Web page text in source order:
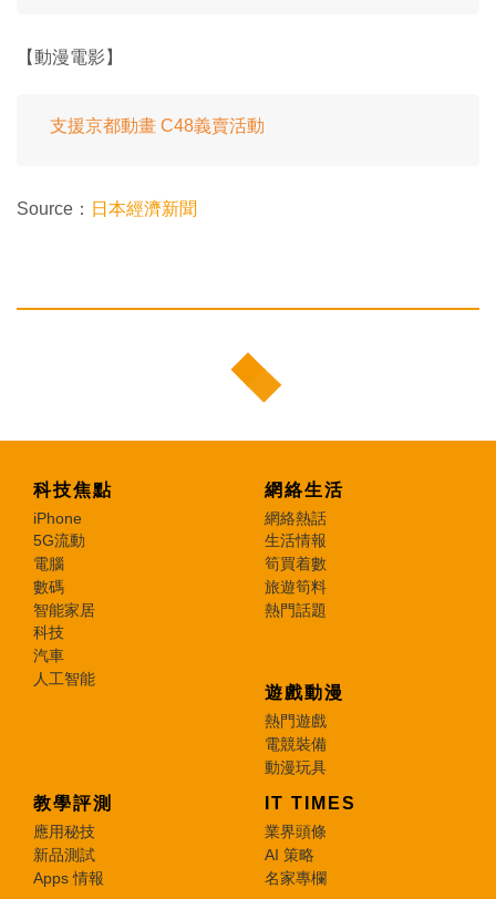
【動漫電影】
支援京都動畫 C48義賣活動
Source： 日本經濟新聞
科技焦點
iPhone
5G流動
電腦
數碼
智能家居
科技
汽車
人工智能
網絡生活
網絡熱話
生活情報
筍買着數
旅遊筍料
熱門話題
遊戲動漫
熱門遊戲
電競裝備
動漫玩具
教學評測
應用秘技
新品測試
Apps 情報
IT TIMES
業界頭條
AI 策略
名家專欄